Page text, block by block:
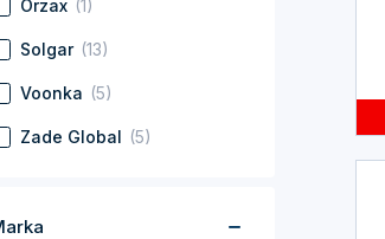
Orzax (1)
Solgar (13)
Voonka (5)
Zade Global (5)